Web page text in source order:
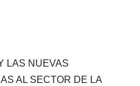
LAS NUEVAS
AL SECTOR DE LA